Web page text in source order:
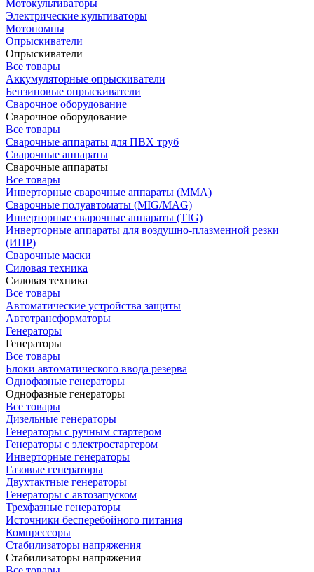
Мотокультиваторы
Электрические культиваторы
Мотопомпы
Опрыскиватели
Опрыскиватели
Все товары
Аккумуляторные опрыскиватели
Бензиновые опрыскиватели
Сварочное оборудование
Сварочное оборудование
Все товары
Сварочные аппараты для ПВХ труб
Сварочные аппараты
Сварочные аппараты
Все товары
Инверторные сварочные аппараты (ММА)
Сварочные полуавтоматы (MIG/MAG)
Инверторные сварочные аппараты (TIG)
Инверторные аппараты для воздушно-плазменной резки
(ИПР)
Сварочные маски
Силовая техника
Силовая техника
Все товары
Автоматические устройства защиты
Автотрансформаторы
Генераторы
Генераторы
Все товары
Блоки автоматического ввода резерва
Однофазные генераторы
Однофазные генераторы
Все товары
Дизельные генераторы
Генераторы с ручным стартером
Генераторы с электростартером
Инверторные генераторы
Газовые генераторы
Двухтактные генераторы
Генераторы с автозапуском
Трехфазные генераторы
Источники бесперебойного питания
Компрессоры
Стабилизаторы напряжения
Стабилизаторы напряжения